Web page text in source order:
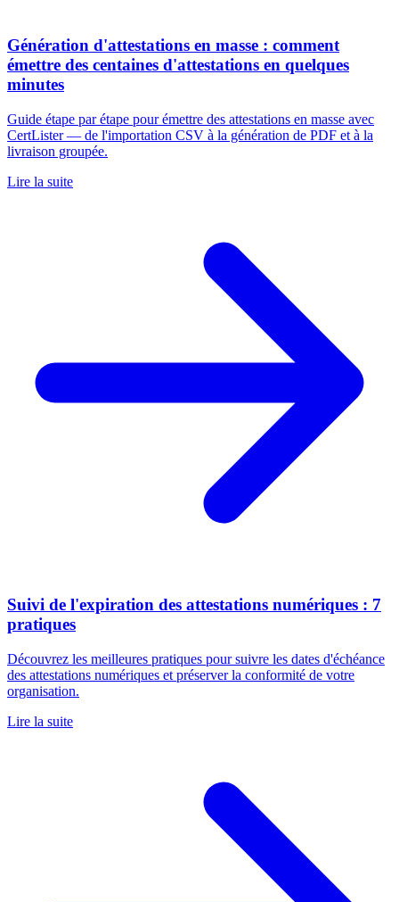
Génération d'attestations en masse : comment
émettre des centaines d'attestations en quelques
minutes
Guide étape par étape pour émettre des attestations en masse avec
CertLister — de l'importation CSV à la génération de PDF et à la
livraison groupée.
Lire la suite
Suivi de l'expiration des attestations numériques : 7
pratiques
Découvrez les meilleures pratiques pour suivre les dates d'échéance
des attestations numériques et préserver la conformité de votre
organisation.
Lire la suite